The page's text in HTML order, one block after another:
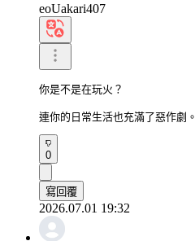
eoUakari407
你是不是在玩火？
連你的日常生活也充滿了惡作劇。
0
寫回覆
2026.07.01 19:32